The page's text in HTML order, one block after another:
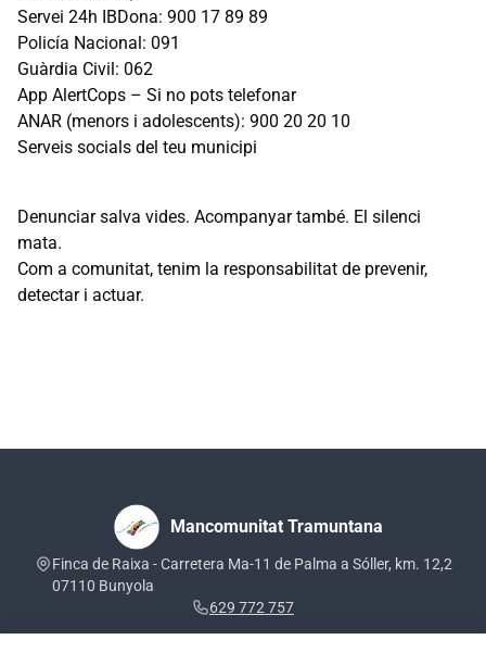
Servei 24h IBDona: 900 17 89 89
Policía Nacional: 091
Guàrdia Civil: 062
App AlertCops – Si no pots telefonar
ANAR (menors i adolescents): 900 20 20 10
Serveis socials del teu municipi
Denunciar salva vides. Acompanyar també. El silenci
mata.
Com a comunitat, tenim la responsabilitat de prevenir,
detectar i actuar.
Mancomunitat Tramuntana
Finca de Raixa - Carretera Ma-11 de Palma a Sóller, km. 12,2
07110 Bunyola
629 772 757